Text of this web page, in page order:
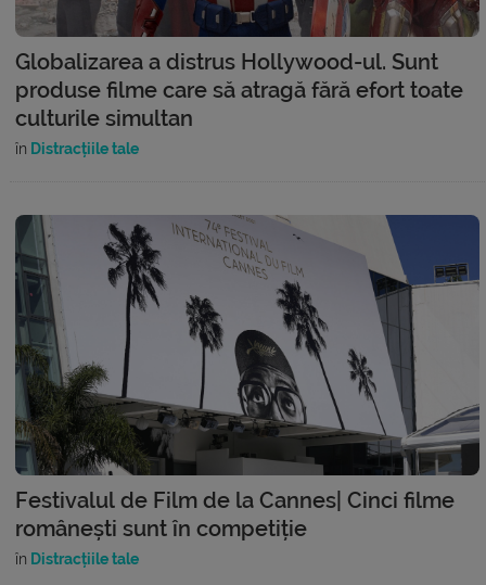
Globalizarea a distrus Hollywood-ul. Sunt
produse filme care să atragă fără efort toate
culturile simultan
în Distracțiile tale
Festivalul de Film de la Cannes| Cinci filme
românești sunt în competiție
în Distracțiile tale